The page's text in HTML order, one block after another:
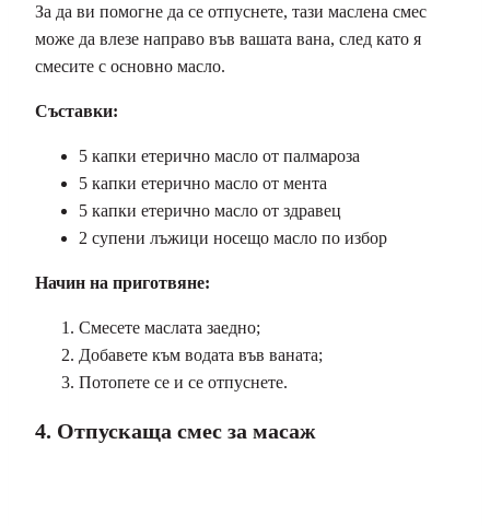
За да ви помогне да се отпуснете, тази маслена смес
може да влезе направо във вашата вана, след като я
смесите с основно масло.
Съставки:
5 капки етерично масло от палмароза
5 капки етерично масло от мента
5 капки етерично масло от здравец
2 супени лъжици носещо масло по избор
Начин на приготвяне:
Смесете маслата заедно;
Добавете към водата във ваната;
Потопете се и се отпуснете.
4. Отпускаща смес за масаж